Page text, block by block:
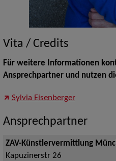
Vita / Credits
Für weitere Informationen
Ansprechpartner und nutzen
Sylvia Eisenberger
Ansprechpartner
ZAV-Künstlervermittlung
Kapuzinerstr 26